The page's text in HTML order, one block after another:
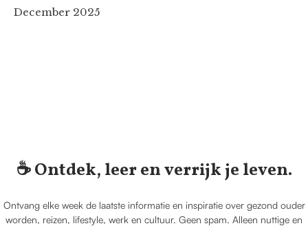
December 2025
☕️ Ontdek, leer en verrijk je leven.
Ontvang elke week de laatste informatie en inspiratie over gezond ouder
worden, reizen, lifestyle, werk en cultuur. Geen spam. Alleen nuttige en